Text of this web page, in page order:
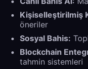
Kişiselleştirilmiş
öneriler
Sosyal Bahis:
Blockchain
tahmin sistemleri